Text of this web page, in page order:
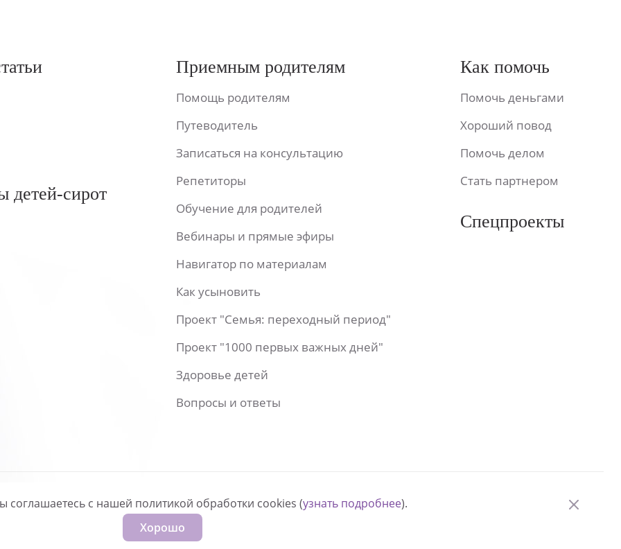
детей-сирот
Приемным родителям
Помощь родителям
Путеводитель
Записаться на консультацию
Репетиторы
Обучение для родителей
Вебинары и прямые эфиры
Навигатор по материалам
Как усыновить
Проект "Семья: переходный период"
Проект "1000 первых важных дней"
Здоровье детей
Вопросы и ответы
Как помочь
Помочь деньгами
Хороший повод
Помочь делом
Стать партнером
Спецпроекты
соглашаетесь с нашей политикой обработки cookies (узнать подробнее).
Хорошо